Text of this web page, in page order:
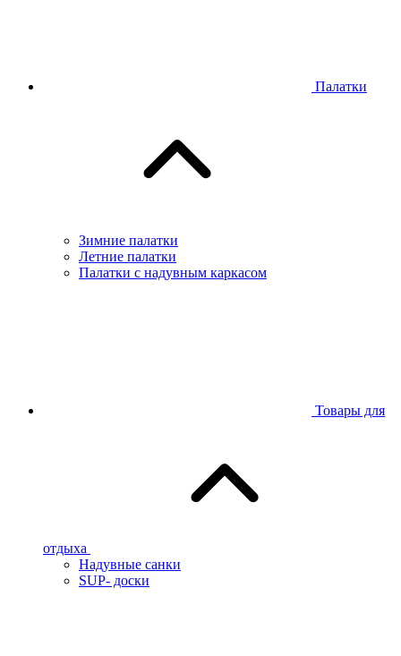
Палатки
Зимние палатки
Летние палатки
Палатки с надувным каркасом
Товары для
отдыха
Надувные санки
SUP- доски